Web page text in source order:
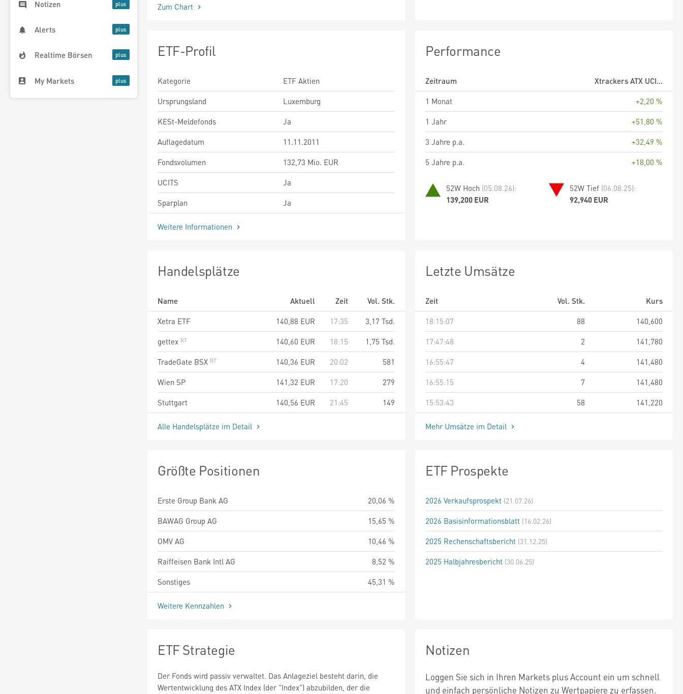
Notizen
Alerts
Realtime Börsen
My Markets
Zum Chart
ETF-Profil
Kategorie
ETF Aktien
Ursprungsland
Luxemburg
KESt-Meldefonds
Ja
Auflagedatum
11.11.2011
Fondsvolumen
132,73 Mio. EUR
UCITS
Ja
Sparplan
Ja
Weitere Informationen
Performance
Zeitraum
Xtrackers ATX UCI...
1 Monat
+2,20 %
1 Jahr
+51,80 %
3 Jahre p.a.
+32,49 %
5 Jahre p.a.
+18,00 %
52W Hoch (05.08.26):
139,200 EUR
52W Tief (06.08.25):
92,940 EUR
Handelsplätze
Name Aktuell Zeit
Vol. Stk.
Xetra ETF
140,88 EUR 17:35
3,17 Tsd.
gettex
140,60 EUR 18:15
1,75 Tsd.
TradeGate BSX
140,36 EUR 20:02
581
Wien SP
141,32 EUR 17:20
279
Stuttgart
140,56 EUR 21:45 149
Alle Handelsplätze im Detail
Letzte Umsätze
Zeit Vol. Stk.
Kurs
18:15:07
88
140,600
17:47:48
2
141,780
16:55:47
4
141,480
16:55:15
7
141,480
15:53:43
58 141,220
Mehr Umsätze im Detail
Größte Positionen
Erste Group Bank AG
20,06 %
BAWAG Group AG
15,65 %
OMV AG
10,46 %
Raiffeisen Bank Intl AG
8,52 %
Sonstiges
45,31 %
Weitere Kennzahlen
ETF Prospekte
2026 Verkaufsprospekt (21.07.26)
2026 Basisinformationsblatt (16.02.26)
2025 Rechenschaftsbericht (31.12.25)
2025 Halbjahresbericht (30.06.25)
ETF Strategie
Der Fonds wird passiv verwaltet. Das Anlageziel besteht darin, die
Wertentwicklung des ATX Index (der "Index") abzubilden, der die
Notizen
Loggen Sie sich in Ihren Markets plus Account ein um schnell
und einfach persönliche Notizen zu Wertpapiere zu erfassen.